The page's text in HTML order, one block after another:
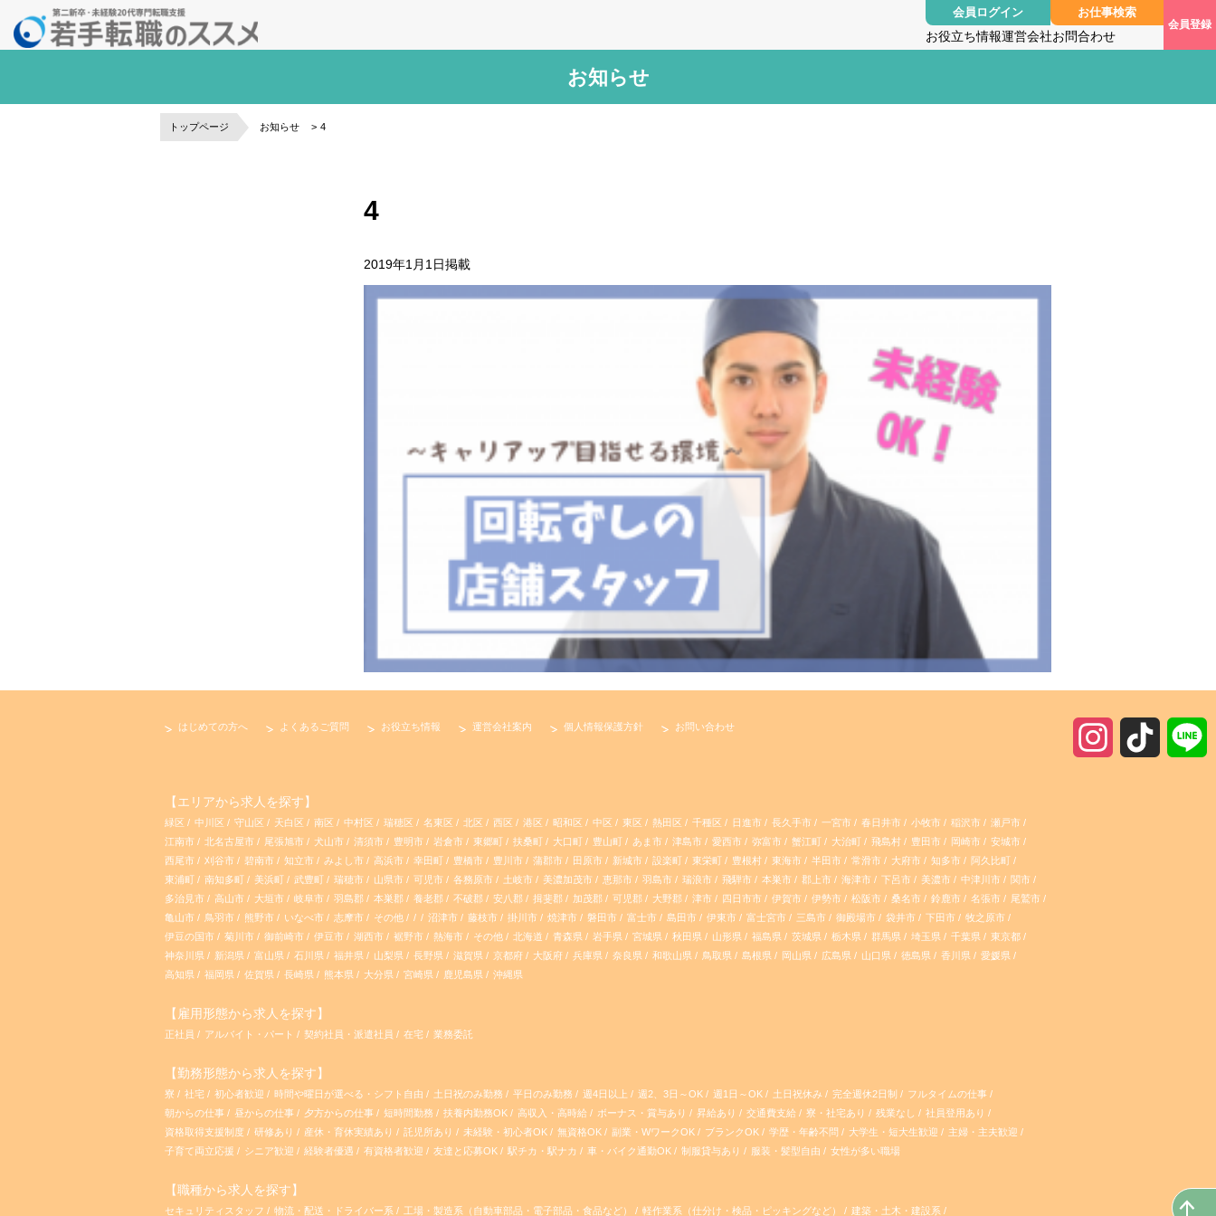
会員ログイン お仕事検索
お役立ち情報運営会社お問合わせ
会員登録
お知らせ
トップページ お知らせ 4
4
2019年1月1日掲載
転職お役立ち情報
はじめての方へ よくあるご質問 お役立ち情報 運営会社案内 個人情報保護方針 お問い合わせ
【エリアから求人を探す】
緑区 中川区 守山区 天白区 南区 中村区 瑞穂区 名東区 北区 西区 港区 昭和区 中区 東区 熱田区 千種区 日進市 長久手市 一宮市 春日井市 小牧市 稲沢市
瀬戸市
江南市
北名古屋市 尾張旭市 犬山市 清須市 豊明市 岩倉市 東郷町 扶桑町 大口町 豊山町 あま市 津島市 愛西市 弥富市 蟹江町 大治町 飛島村 豊田市 岡崎市
安城市
西尾市
刈谷市 碧南市 知立市 みよし市 高浜市 幸田町 豊橋市 豊川市 蒲郡市 田原市 新城市 設楽町 東栄町 豊根村 東海市 半田市 常滑市 大府市 知多市
阿久比町
東浦町
南知多町 美浜町 武豊町 瑞穂市 山県市 可児市 各務原市 土岐市 美濃加茂市 恵那市 羽島市 瑞浪市 飛騨市 本巣市 郡上市 海津市 下呂市 美濃市 中津川市
関市
多治見市
高山市 大垣市 岐阜市 羽島郡 本巣郡 養老郡 不破郡 安八郡 揖斐郡 加茂郡 可児郡 大野郡 津市 四日市市 伊賀市 伊勢市 松阪市 桑名市 鈴鹿市 名張市
尾鷲市
亀山市
鳥羽市 熊野市 いなべ市 志摩市 その他 沼津市 藤枝市 掛川市 焼津市 磐田市 富士市 島田市 伊東市 富士宮市 三島市 御殿場市 袋井市 下田市
牧之原市
伊豆の国市
菊川市 御前崎市 伊豆市 湖西市 裾野市 熱海市 その他 北海道 青森県 岩手県 宮城県 秋田県 山形県 福島県 茨城県 栃木県 群馬県 埼玉県 千葉県
東京都
神奈川県
新潟県 富山県 石川県 福井県 山梨県 長野県 滋賀県 京都府 大阪府 兵庫県 奈良県 和歌山県 鳥取県 島根県 岡山県 広島県 山口県 徳島県 香川県
愛媛県
高知県
福岡県 佐賀県 長崎県 熊本県 大分県 宮崎県 鹿児島県 沖縄県
【雇用形態から求人を探す】
正社員 アルバイト・パート 契約社員・派遣社員 在宅 業務委託
【勤務形態から求人を探す】
寮 社宅 初心者歓迎 時間や曜日が選べる・シフト自由 土日祝のみ勤務 平日のみ勤務 週4日以上 週2、3日～OK 週1日～OK 土日祝休み 完全週休2日制
フルタイムの仕事
朝からの仕事
昼からの仕事 夕方からの仕事 短時間勤務 扶養内勤務OK 高収入・高時給 ボーナス・賞与あり 昇給あり 交通費支給 寮・社宅あり 残業なし
社員登用あり
資格取得支援制度
研修あり 産休・育休実績あり 託児所あり 未経験・初心者OK 無資格OK 副業・WワークOK ブランクOK 学歴・年齢不問 大学生・短大生歓迎
主婦・主夫歓迎
子育て両立応援
シニア歓迎 経験者優遇 有資格者歓迎 友達と応募OK 駅チカ・駅ナカ 車・バイク通勤OK 制服貸与あり 服装・髪型自由 女性が多い職場
【職種から求人を探す】
セキュリティスタッフ 物流・配送・ドライバー系 工場・製造系（自動車部品・電子部品・食品など） 軽作業系（仕分け・検品・ピッキングなど） 建築・土木・建設系